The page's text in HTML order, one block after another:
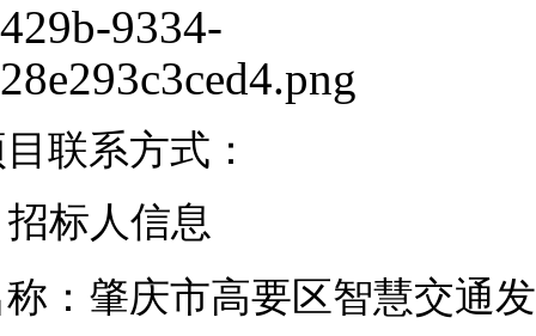
联系方式：
招标人信息
： 肇庆市高要区智慧交通